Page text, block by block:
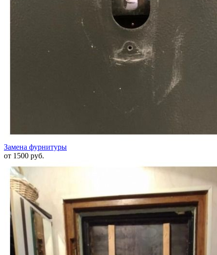
Замена фурнитуры
от 1500 руб.